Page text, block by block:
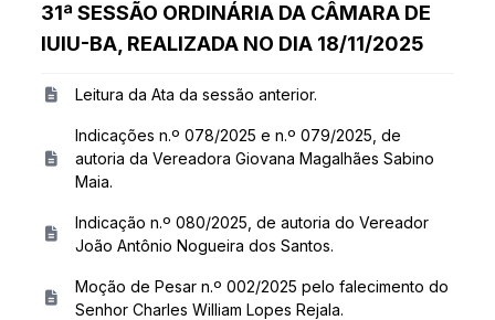
31ª SESSÃO ORDINÁRIA DA CÂMARA DE
IUIU-BA, REALIZADA NO DIA 18/11/2025
Leitura da Ata da sessão anterior.
Indicações n.º 078/2025 e n.º 079/2025, de
autoria da Vereadora Giovana Magalhães Sabino
Maia.
Indicação n.º 080/2025, de autoria do Vereador
João Antônio Nogueira dos Santos.
Moção de Pesar n.º 002/2025 pelo falecimento do
Senhor Charles William Lopes Rejala.